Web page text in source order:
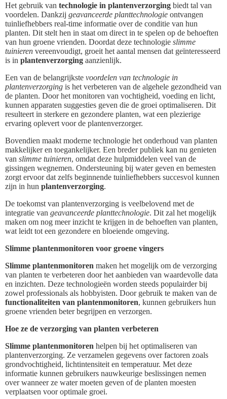
Het gebruik van technologie in plantenverzorging biedt tal van
voordelen. Dankzij geavanceerde planttechnologie ontvangen
tuinliefhebbers real-time informatie over de conditie van hun
planten. Dit stelt hen in staat om direct in te spelen op de behoeften
van hun groene vrienden. Doordat deze technologie slimme
tuinieren vereenvoudigt, groeit het aantal mensen dat geïnteresseerd
is in plantenverzorging aanzienlijk.
Een van de belangrijkste voordelen van technologie in
plantenverzorging is het verbeteren van de algehele gezondheid van
de planten. Door het monitoren van vochtigheid, voeding en licht,
kunnen apparaten suggesties geven die de groei optimaliseren. Dit
resulteert in sterkere en gezondere planten, wat een plezierige
ervaring oplevert voor de plantenverzorger.
Bovendien maakt moderne technologie het onderhoud van planten
makkelijker en toegankelijker. Een breder publiek kan nu genieten
van slimme tuinieren, omdat deze hulpmiddelen veel van de
gissingen wegnemen. Ondersteuning bij water geven en bemesten
zorgt ervoor dat zelfs beginnende tuinliefhebbers succesvol kunnen
zijn in hun plantenverzorging.
De toekomst van plantenverzorging is veelbelovend met de
integratie van geavanceerde planttechnologie. Dit zal het mogelijk
maken om nog meer inzicht te krijgen in de behoeften van planten,
wat leidt tot een gezondere en bloeiende omgeving.
Slimme plantenmonitoren voor groene vingers
Slimme plantenmonitoren maken het mogelijk om de verzorging
van planten te verbeteren door het aanbieden van waardevolle data
en inzichten. Deze technologieën worden steeds populairder bij
zowel professionals als hobbyisten. Door gebruik te maken van de
functionaliteiten van plantenmonitoren, kunnen gebruikers hun
groene vrienden beter begrijpen en verzorgen.
Hoe ze de verzorging van planten verbeteren
Slimme plantenmonitoren helpen bij het optimaliseren van
plantenverzorging. Ze verzamelen gegevens over factoren zoals
grondvochtigheid, lichtintensiteit en temperatuur. Met deze
informatie kunnen gebruikers nauwkeurige beslissingen nemen
over wanneer ze water moeten geven of de planten moesten
verplaatsen voor optimale groei.